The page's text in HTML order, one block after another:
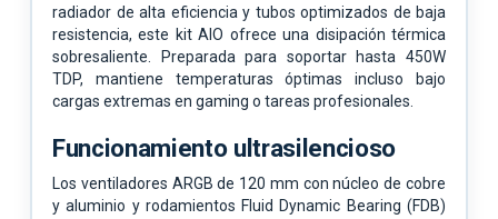
radiador de alta eficiencia y tubos optimizados de baja
resistencia, este kit AIO ofrece una disipación térmica
sobresaliente. Preparada para soportar hasta 450W
TDP, mantiene temperaturas óptimas incluso bajo
cargas extremas en gaming o tareas profesionales.
Funcionamiento ultrasilencioso
Los ventiladores ARGB de 120 mm con núcleo de cobre
y aluminio y rodamientos Fluid Dynamic Bearing (FDB)